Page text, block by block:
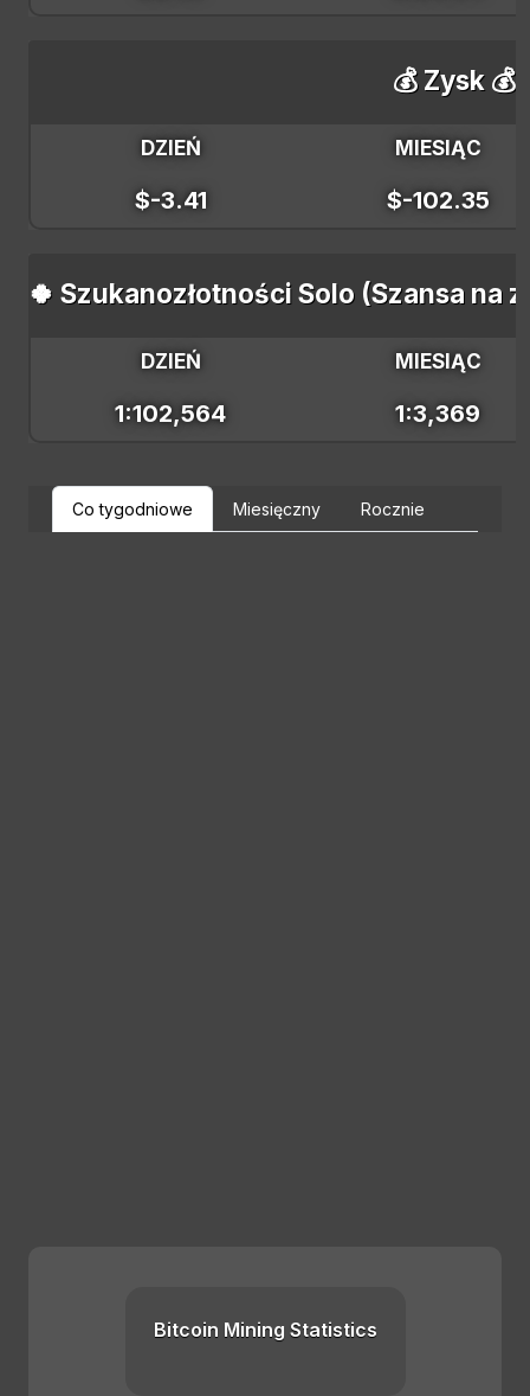
💰 Zysk 💰
DZIEŃ MIESIĄC
$-3.41 $-102.35
🍀 Szukanozłotności Solo (Szansa na
DZIEŃ MIESIĄC
1:102,564 1:3,369
Co tygodniowe Miesięczny Rocznie
Bitcoin Mining Statistics